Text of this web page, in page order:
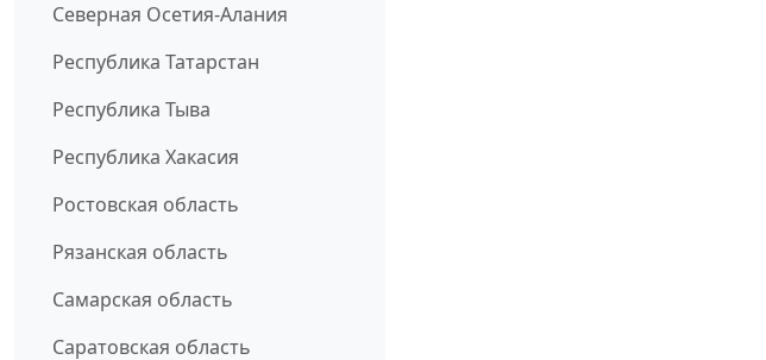
Северная Осетия-Алания
Республика Татарстан
Республика Тыва
Республика Хакасия
Ростовская область
Рязанская область
Самарская область
Саратовская область